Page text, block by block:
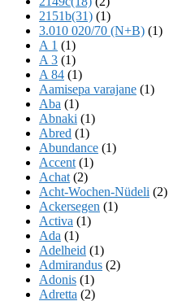
2151b(31) (1)
3.010 020/70 (N+B) (1)
A 1 (1)
A 3 (1)
A 84 (1)
Aamisepa varajane (1)
Aba (1)
Abnaki (1)
Abred (1)
Abundance (1)
Accent (1)
Achat (2)
Acht-Wochen-Nüdeli (2)
Ackersegen (1)
Activa (1)
Ada (1)
Adelheid (1)
Admirandus (2)
Adonis (1)
Adretta (2)